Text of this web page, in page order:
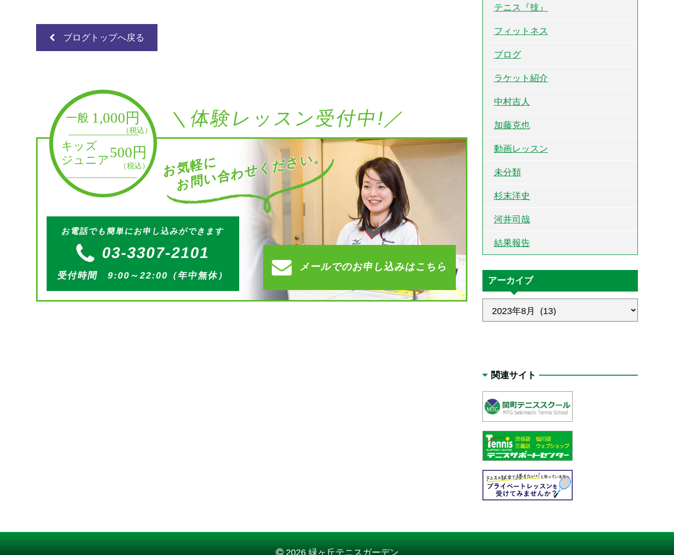
ブログトップへ戻る
＼体験レッスン受付中!／
お気軽に
お問い合わせください。
お電話でも簡単にお申し込みができます
03-3307-2101
受付時間 9:00～22:00（年中無休）
メールでのお申し込みはこちら
テニス『技』
フィットネス
ブログ
ラケット紹介
中村吉人
加藤克也
動画レッスン
未分類
杉末洋史
河井司哉
結果報告
アーカイブ
関連サイト
2026 緑ヶ丘テニスガーデン